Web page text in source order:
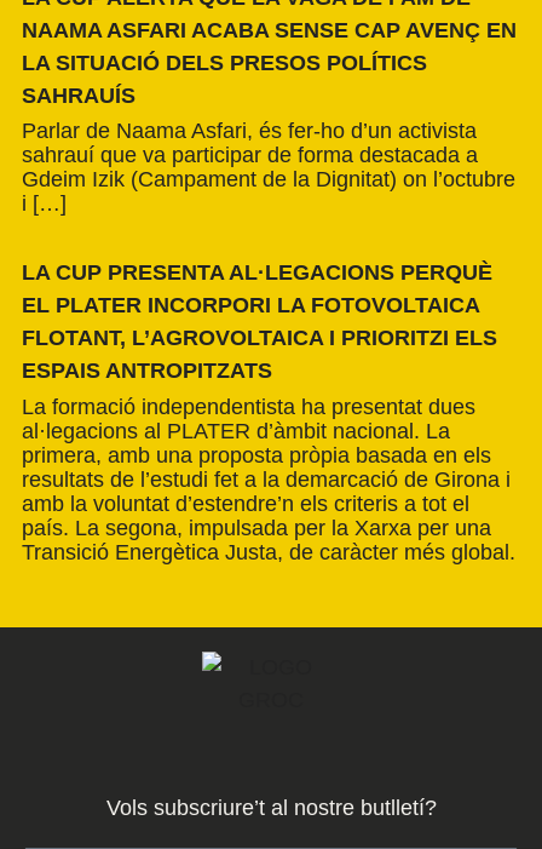
NAAMA ASFARI ACABA SENSE CAP AVENÇ EN
LA SITUACIÓ DELS PRESOS POLÍTICS
SAHRAUÍS
Parlar de Naama Asfari, és fer-ho d’un activista
sahrauí que va participar de forma destacada a
Gdeim Izik (Campament de la Dignitat) on l’octubre
i […]
LA CUP PRESENTA AL·LEGACIONS PERQUÈ
EL PLATER INCORPORI LA FOTOVOLTAICA
FLOTANT, L’AGROVOLTAICA I PRIORITZI ELS
ESPAIS ANTROPITZATS
La formació independentista ha presentat dues
al·legacions al PLATER d’àmbit nacional. La
primera, amb una proposta pròpia basada en els
resultats de l’estudi fet a la demarcació de Girona i
amb la voluntat d’estendre’n els criteris a tot el
país. La segona, impulsada per la Xarxa per una
Transició Energètica Justa, de caràcter més global.
Vols subscriure’t al nostre butlletí?